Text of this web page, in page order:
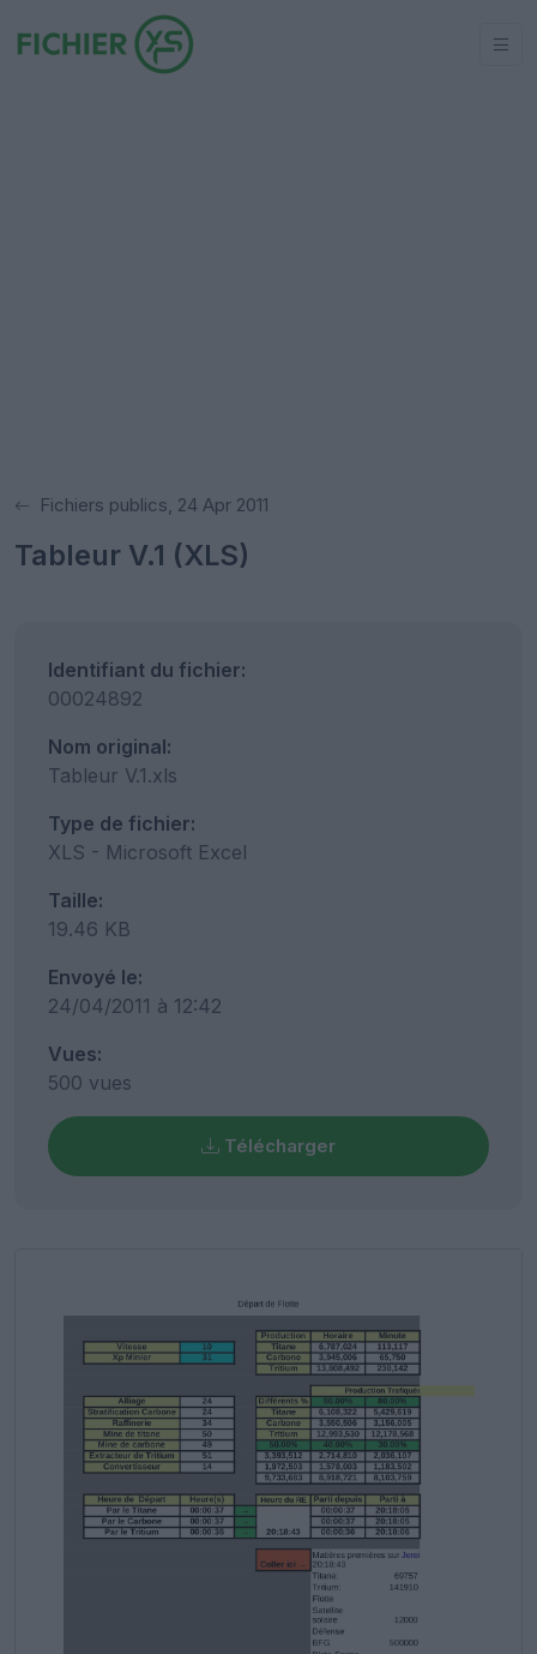
Fichiers publics, 24 Apr 2011
Tableur V.1 (XLS)
Identifiant du fichier:
00024892
Nom original:
Tableur V.1.xls
Type de fichier:
XLS - Microsoft Excel
Taille:
19.46 KB
Envoyé le:
24/04/2011 à 12:42
Vues:
500 vues
Télécharger